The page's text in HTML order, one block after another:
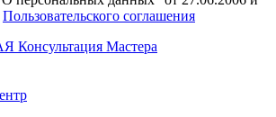
Пользовательского соглашения
Мастера